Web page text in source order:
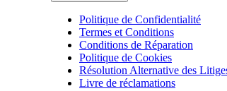
Politique de Confidentialité
Termes et Conditions
Conditions de Réparation
Politique de Cookies
Résolution Alternative des
Livre de réclamations